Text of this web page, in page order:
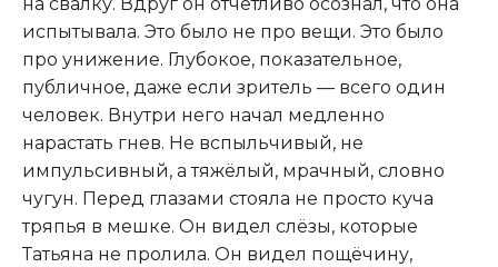
на свалку. Вдруг он отчётливо осознал, что она
испытывала. Это было не про вещи. Это было
про унижение. Глубокое, показательное,
публичное, даже если зритель — всего один
человек. Внутри него начал медленно
нарастать гнев. Не вспыльчивый, не
импульсивный, а тяжёлый, мрачный, словно
чугун. Перед глазами стояла не просто куча
тряпья в мешке. Он видел слёзы, которые
Татьяна не пролила. Он видел пощёчину,